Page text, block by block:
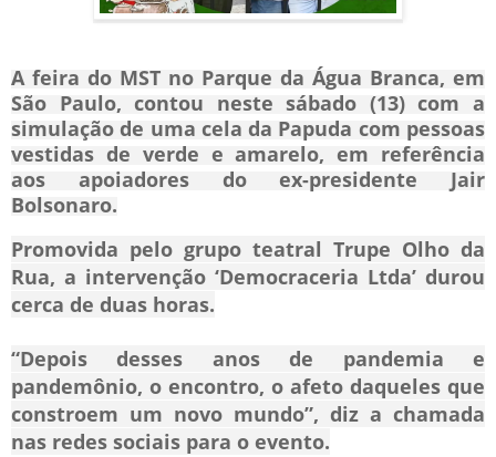
A feira do MST no Parque da Água Branca, em
São Paulo, contou neste sábado (13) com a
simulação de uma cela da Papuda com pessoas
vestidas de verde e amarelo, em referência
aos apoiadores do ex-presidente Jair
Bolsonaro.
Promovida pelo grupo teatral Trupe Olho da
Rua, a intervenção ‘Democraceria Ltda’ durou
cerca de duas horas.
“Depois desses anos de pandemia e
pandemônio, o encontro, o afeto daqueles que
constroem um novo mundo”, diz a chamada
nas redes sociais para o evento.